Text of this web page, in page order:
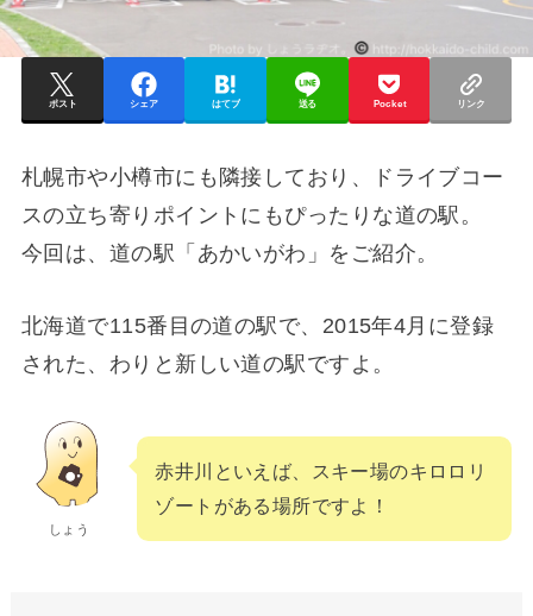
ポスト シェア はてブ 送る Pocket リンク
札幌市や小樽市にも隣接しており、ドライブコー
スの立ち寄りポイントにもぴったりな道の駅。
今回は、道の駅「あかいがわ」をご紹介。
北海道で115番目の道の駅で、2015年4月に登録
された、わりと新しい道の駅ですよ。
しょう
赤井川といえば、スキー場のキロロリ
ゾートがある場所ですよ！